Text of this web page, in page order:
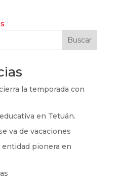
Buscar
la temporada con
en Tetuán.
va de vacaciones
entidad pionera en